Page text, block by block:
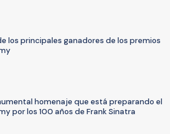
los principales ganadores de los premios
homenaje que está preparando el
por los 100 años de Frank Sinatra